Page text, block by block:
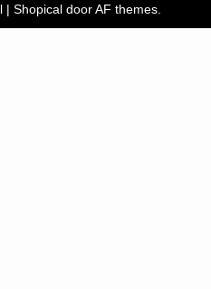
| Shopical door AF themes.